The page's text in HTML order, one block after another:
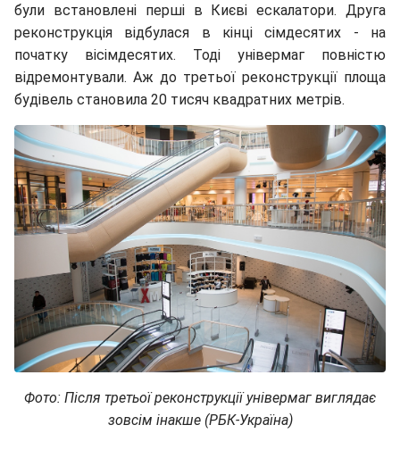
були встановлені перші в Києві ескалатори. Друга
реконструкція відбулася в кінці сімдесятих - на
початку вісімдесятих. Тоді універмаг повністю
відремонтували. Аж до третьої реконструкції площа
будівель становила 20 тисяч квадратних метрів.
Фото: Після третьої реконструкції універмаг виглядає
зовсім інакше (РБК-Україна)